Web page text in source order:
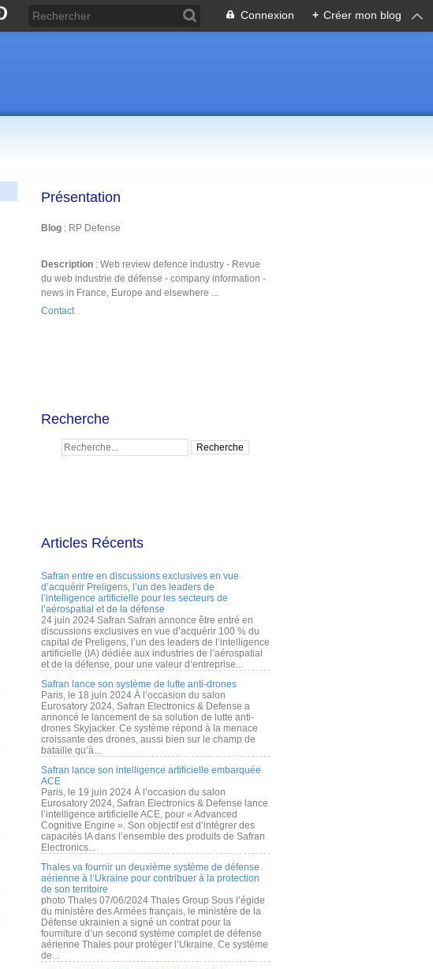
Connexion + Créer mon blog
Présentation
Blog : RP Defense
Description : Web review defence industry - Revue
du web industrie de défense - company information -
news in France, Europe and elsewhere ...
Contact
Recherche
Articles Récents
Safran entre en discussions exclusives en vue
d’acquérir Preligens, l’un des leaders de
l’intelligence artificielle pour les secteurs de
l’aérospatial et de la défense
24 juin 2024 Safran Safran annonce être entré en
discussions exclusives en vue d’acquérir 100 % du
capital de Preligens, l’un des leaders de l’intelligence
artificielle (IA) dédiée aux industries de l’aérospatial
et de la défense, pour une valeur d’entreprise...
Safran lance son système de lutte anti-drones
Paris, le 18 juin 2024 À l’occasion du salon
Eurosatory 2024, Safran Electronics & Defense a
annoncé le lancement de sa solution de lutte anti-
drones Skyjacker. Ce système répond à la menace
croissante des drones, aussi bien sur le champ de
bataille qu’à...
Safran lance son intelligence artificielle embarquée
ACE
Paris, le 19 juin 2024 À l’occasion du salon
Eurosatory 2024, Safran Electronics & Defense lance
l’intelligence artificielle ACE, pour « Advanced
Cognitive Engine ». Son objectif est d’intégrer des
capacités IA dans l’ensemble des produits de Safran
Electronics...
Thales va fournir un deuxième système de défense
aérienne à l’Ukraine pour contribuer à la protection
de son territoire
photo Thales 07/06/2024 Thales Group Sous l’égide
du ministère des Armées français, le ministère de la
Défense ukrainien a signé un contrat pour la
fourniture d’un second système complet de défense
aérienne Thales pour protéger l’Ukraine. Ce système
de...